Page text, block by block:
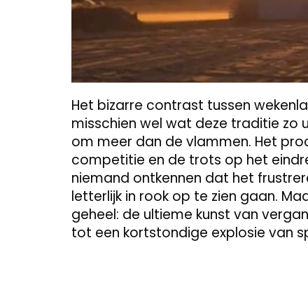
Het bizarre contrast tussen
misschien wel wat deze traditie zo
om meer dan de vlammen. Het
competitie en de trots op het
niemand ontkennen dat het
letterlijk in rook op te zien gaan.
geheel: de ultieme kunst van
tot een kortstondige explosie van